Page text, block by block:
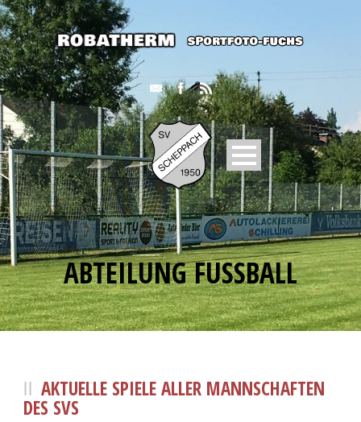
ABTEILUNG FUSSBALL
AKTUELLE SPIELE ALLER MANNSCHAFTEN
DES SVS